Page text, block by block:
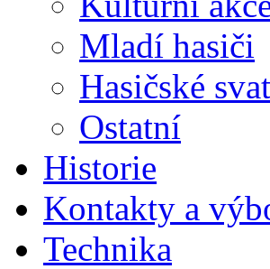
Mladí hasiči
Hasičské
Ostatní
Historie
Kontakty a
Technika